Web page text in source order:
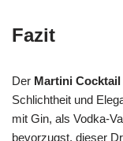
Fazit
Der Martini Cocktail
Schlichtheit und
mit Gin, als Vodka-
bevorzugst, dieser